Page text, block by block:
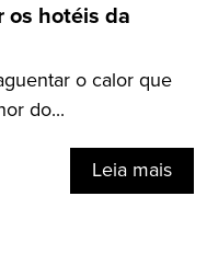
os hotéis da
o calor que
do...
Leia mais